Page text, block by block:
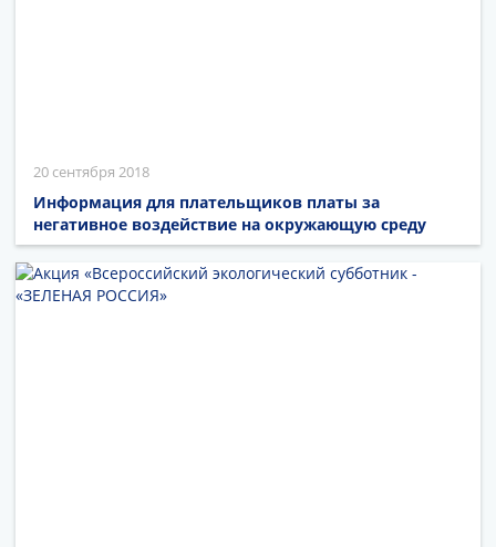
20 сентября 2018
Информация для плательщиков платы за
негативное воздействие на окружающую среду